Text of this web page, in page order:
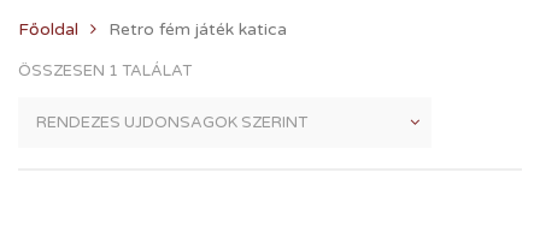
Főoldal Retro fém játék katica
ÖSSZESEN 1 TALÁLAT